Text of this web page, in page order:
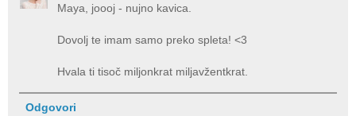
Maya, joooj - nujno kavica.
Dovolj te imam samo preko spleta! <3
Hvala ti tisoč miljonkrat miljavžentkrat.
Odgovori